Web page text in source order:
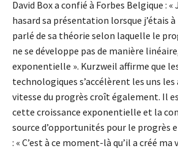
David Box a confié à Forbes Belgique : «
hasard sa présentation lorsque j’étais à
parlé de sa théorie selon laquelle le
ne se développe pas de manière
exponentielle ». Kurzweil affirme que
technologiques s’accélèrent les uns
vitesse du progrès croît également. Il
cette croissance exponentielle et la
source d’opportunités pour le progrès
: « C’est à ce moment-là qu’il a créé ma